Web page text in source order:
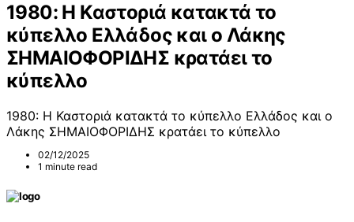
1980: Η Καστοριά κατακτά το
κύπελλο Ελλάδος και ο Λάκης
ΣΗΜΑΙΟΦΟΡΙΔΗΣ κρατάει το
κύπελλο
1980: Η Καστοριά κατακτά το κύπελλο Ελλάδος και ο
Λάκης ΣΗΜΑΙΟΦΟΡΙΔΗΣ κρατάει το κύπελλο
02/12/2025
1 minute read